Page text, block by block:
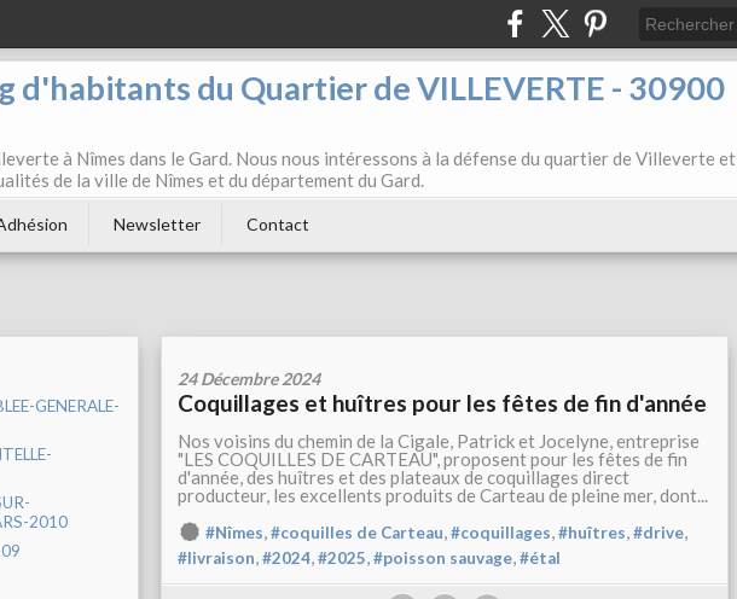
d'habitants du Quartier de VILLEVERTE - 30900
à Nîmes dans le Gard. Nous nous intéressons à la défense du quartier de Villeverte et
de la ville de Nîmes et du département du Gard.
Newsletter Contact
GENERALE-
2010
24 Décembre 2024
Coquillages et huîtres pour les fêtes de fin d'année
Nos voisins du chemin de la Cigale, Patrick et Jocelyne, entreprise
"LES COQUILLES DE CARTEAU", proposent pour les fêtes de fin
d'année, des huîtres et des plateaux de coquillages direct
producteur, les excellents produits de Carteau de pleine mer, dont...
#Nîmes,#coquilles de Carteau,#coquillages,#huîtres,#drive,
#livraison,#2024,#2025,#poisson sauvage,#étal